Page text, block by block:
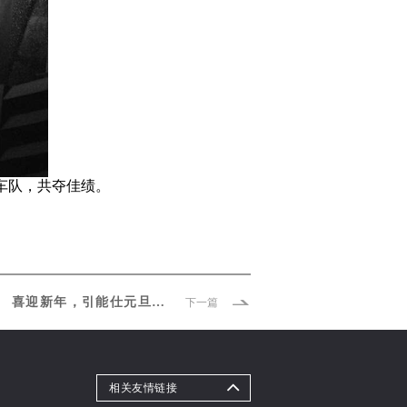
，共夺佳绩。
下一篇
喜迎新年，引能仕元旦祝福耀启新岁！
相关友情链接